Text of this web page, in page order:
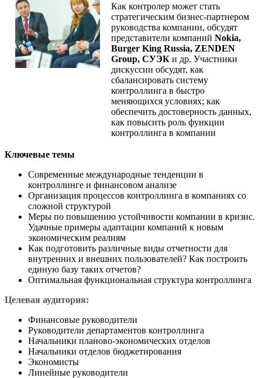
Как контролер может стать
стратегическим бизнес-партнером
руководства компании, обсудят
представители компаний Nokia,
Burger King Russia, ZENDEN
Group, СУЭК и др. Участники
дискуссии обсудят, как
сбалансировать систему
контроллинга в быстро
меняющихся условиях; как
обеспечить достоверность данных,
как повысить роль функции
контроллинга в компании
Ключевые темы
Современные международные тенденции в
контроллинге и финансовом анализе
Организация процессов контроллинга в компаниях со
сложной структурой
Меры по повышению устойчивости компании в кризис.
Удачные примеры адаптации компаний к новым
экономическим реалиям
Как подготовить различные виды отчетности для
внутренних и внешних пользователей? Как построить
единую базу таких отчетов?
Оптимальная функциональная структура контроллинга
Целевая аудитория:
Финансовые руководители
Руководители департаментов контроллинга
Начальники планово-экономических отделов
Начальники отделов бюджетирования
Экономисты
Линейные руководители